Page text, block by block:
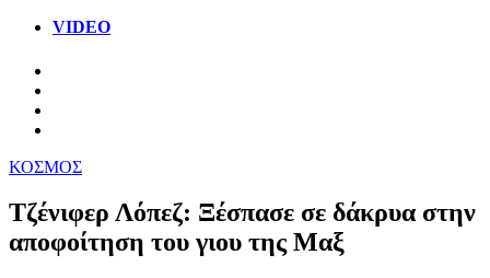
VIDEO
ΚΟΣΜΟΣ
Τζένιφερ Λόπεζ: Ξέσπασε σε δάκρυα στην
αποφοίτηση του γιου της Μαξ